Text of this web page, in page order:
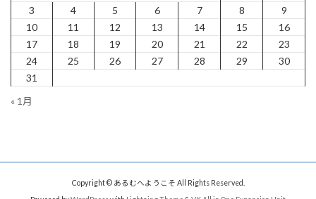
3
4 5 6 7 8
9
10
11 12 13 14 15
16
17
18 19 20 21 22
23
24
25 26 27 28 29
30
31
« 1月
Copyright © あるむへようこそ All Rights Reserved.